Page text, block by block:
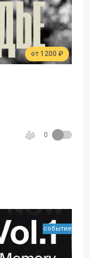
от 1200 ₽
0
событие